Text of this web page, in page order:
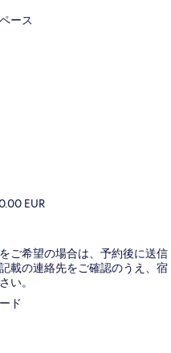
ース
EUR
ご希望の場合は、予約後に送信
載の連絡先をご確認のうえ、宿
い。
ド